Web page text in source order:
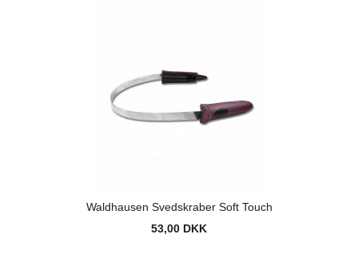
Waldhausen Svedskraber Soft Touch
53,00 DKK